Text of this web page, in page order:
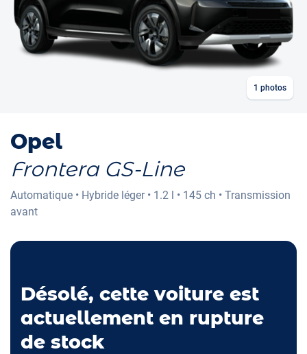
1 photos
Opel
Frontera GS-Line
Automatique • Hybride léger • 1.2 l • 145 ch • Transmission
avant
Désolé, cette voiture est
actuellement en rupture
de stock